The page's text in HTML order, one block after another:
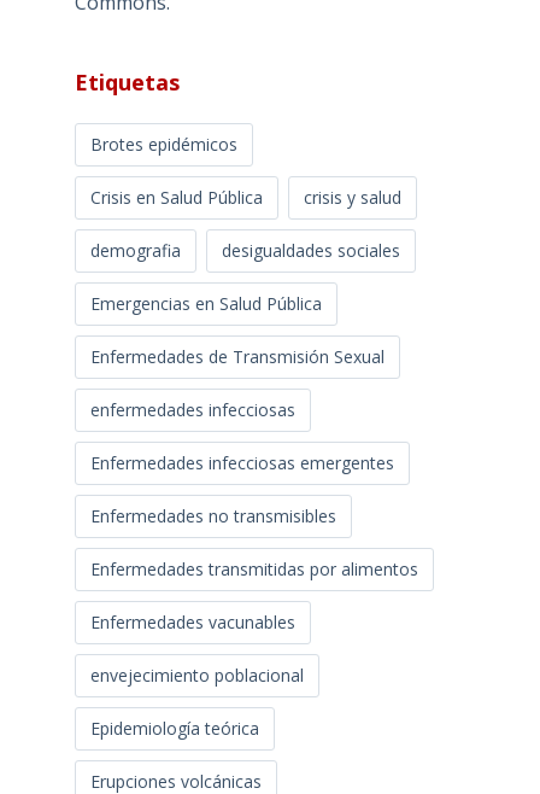
Etiquetas
Brotes epidémicos
Crisis en Salud Pública crisis y salud
demografia desigualdades sociales
Emergencias en Salud Pública
Enfermedades de Transmisión Sexual
enfermedades infecciosas
Enfermedades infecciosas emergentes
Enfermedades no transmisibles
Enfermedades transmitidas por alimentos
Enfermedades vacunables
envejecimiento poblacional
Epidemiología teórica
Erupciones volcánicas